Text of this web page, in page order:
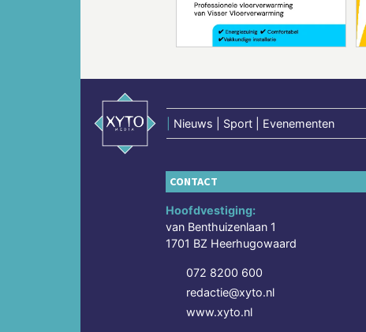
Nieuws | Sport | Evenementen
CONTACT
Hoofdvestiging:
van Benthuizenlaan 1
1701 BZ Heerhugowaard
072 8200 600
redactie@xyto.nl
www.xyto.nl